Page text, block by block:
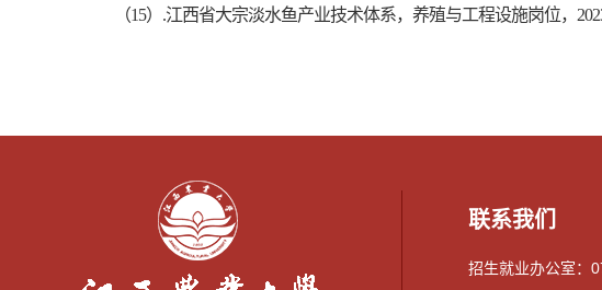
（15）.江西省大宗淡水鱼产业技术体系，养殖与工程设施岗位，
联系我们
招生就业办公室：